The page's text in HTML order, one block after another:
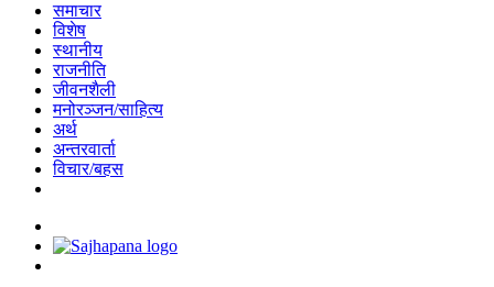
समाचार
विशेष
स्थानीय
राजनीति
जीवनशैली
मनोरञ्जन/साहित्य
अर्थ
अन्तरवार्ता
विचार/बहस